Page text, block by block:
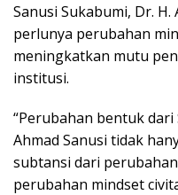
Sanusi Sukabumi, Dr. H.
perlunya perubahan
meningkatkan mutu
institusi.
“Perubahan bentuk
Ahmad Sanusi tidak
subtansi dari
perubahan mindset